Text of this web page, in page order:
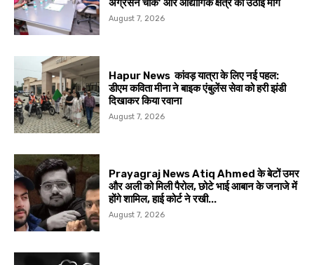
अग्रसेन चौक’ और औद्योगिक क्षेत्र की उठाई मांग
August 7, 2026
Hapur News कांवड़ यात्रा के लिए नई पहल:
डीएम कविता मीना ने बाइक एंबुलेंस सेवा को हरी झंडी
दिखाकर किया रवाना
August 7, 2026
Prayagraj News Atiq Ahmed के बेटों उमर
और अली को मिली पैरोल, छोटे भाई आबान के जनाजे में
होंगे शामिल, हाई कोर्ट ने रखी...
August 7, 2026